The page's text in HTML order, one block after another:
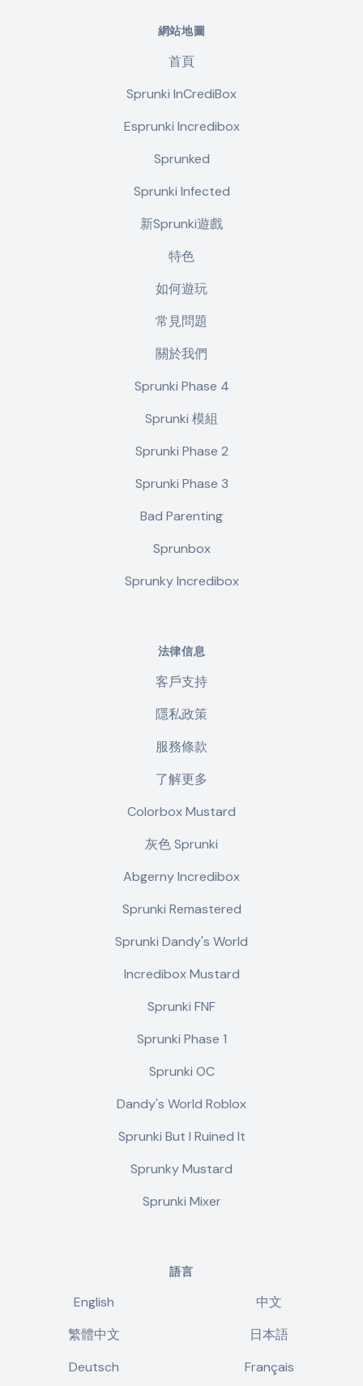
網站地圖
首頁
Sprunki InCrediBox
Esprunki Incredibox
Sprunked
Sprunki Infected
新Sprunki遊戲
特色
如何遊玩
常見問題
關於我們
Sprunki Phase 4
Sprunki 模組
Sprunki Phase 2
Sprunki Phase 3
Bad Parenting
Sprunbox
Sprunky Incredibox
法律信息
客戶支持
隱私政策
服務條款
了解更多
Colorbox Mustard
灰色 Sprunki
Abgerny Incredibox
Sprunki Remastered
Sprunki Dandy's World
Incredibox Mustard
Sprunki FNF
Sprunki Phase 1
Sprunki OC
Dandy's World Roblox
Sprunki But I Ruined It
Sprunky Mustard
Sprunki Mixer
語言
English
中文
繁體中文
日本語
Deutsch
Français